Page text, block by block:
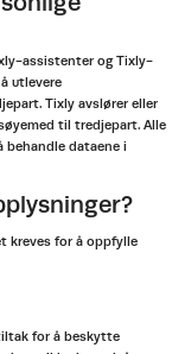
assistenter og Tixly-
utlevere
Tixly avslører eller
til tredjepart. Alle
dataene i
kreves for å oppfylle
for å beskytte